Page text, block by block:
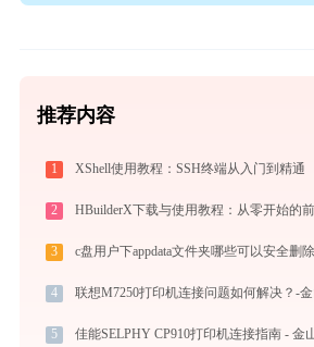
推荐内容
1 XShell使用教程：SSH终端从入门到精通
2 HBuilderX下载与使用教程：从零开始的
3 c盘用户下appdata文件夹哪些可以安全删
4 联想M7250打印机连接问题如何解决？-
5 佳能SELPHY CP910打印机连接指南 - 金